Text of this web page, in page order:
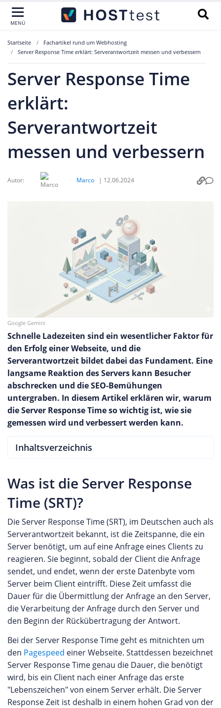
MENÜ
Startseite
Fachartikel rund um Webhosting
Server Response Time erklärt: Serverantwortzeit messen und verbessern
Server Response Time
erklärt:
Serverantwortzeit
messen und verbessern
Autor: Marco | 12.06.2024
Google Gemini
Schnelle Ladezeiten sind ein wesentlicher Faktor für
den Erfolg einer Webseite, und die
Serverantwortzeit bildet dabei das Fundament. Eine
langsame Reaktion des Servers kann Besucher
abschrecken und die SEO-Bemühungen
untergraben. In diesem Artikel erklären wir, warum
die Server Response Time so wichtig ist, wie sie
gemessen wird und verbessert werden kann.
Inhaltsverzeichnis
Was ist die Server Response
Time (SRT)?
Die Server Response Time (SRT), im Deutschen auch als
Serverantwortzeit bekannt, ist die Zeitspanne, die ein
Server benötigt, um auf eine Anfrage eines Clients zu
reagieren. Sie beginnt, sobald der Client die Anfrage
sendet, und endet, wenn der erste Datenbyte vom
Server beim Client eintrifft. Diese Zeit umfasst die
Dauer für die Übermittlung der Anfrage an den Server,
die Verarbeitung der Anfrage durch den Server und
den Beginn der Rückübertragung der Antwort.
Bei der Server Response Time geht es mitnichten um
den Pagespeed einer Webseite. Stattdessen bezeichnet
Server Response Time genau die Dauer, die benötigt
wird, bis ein Client nach einer Anfrage das erste
"Lebenszeichen" von einem Server erhält. Die Server
Response Zeit ist deshalb in einem hohen Grad von der